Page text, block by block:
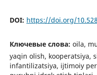
DOI: https://doi.org/
Ключевые слова: oila,
yaqin olish, kooperatsiya,
infantilizatsiya, ijtimoiy